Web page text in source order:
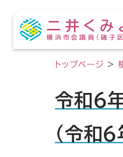
二井くみ
横浜市会議員（磯子区
トップページ >
令和6
（令和